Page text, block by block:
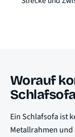
Worauf
Ein Schlafsofa ist
Metallrahmen